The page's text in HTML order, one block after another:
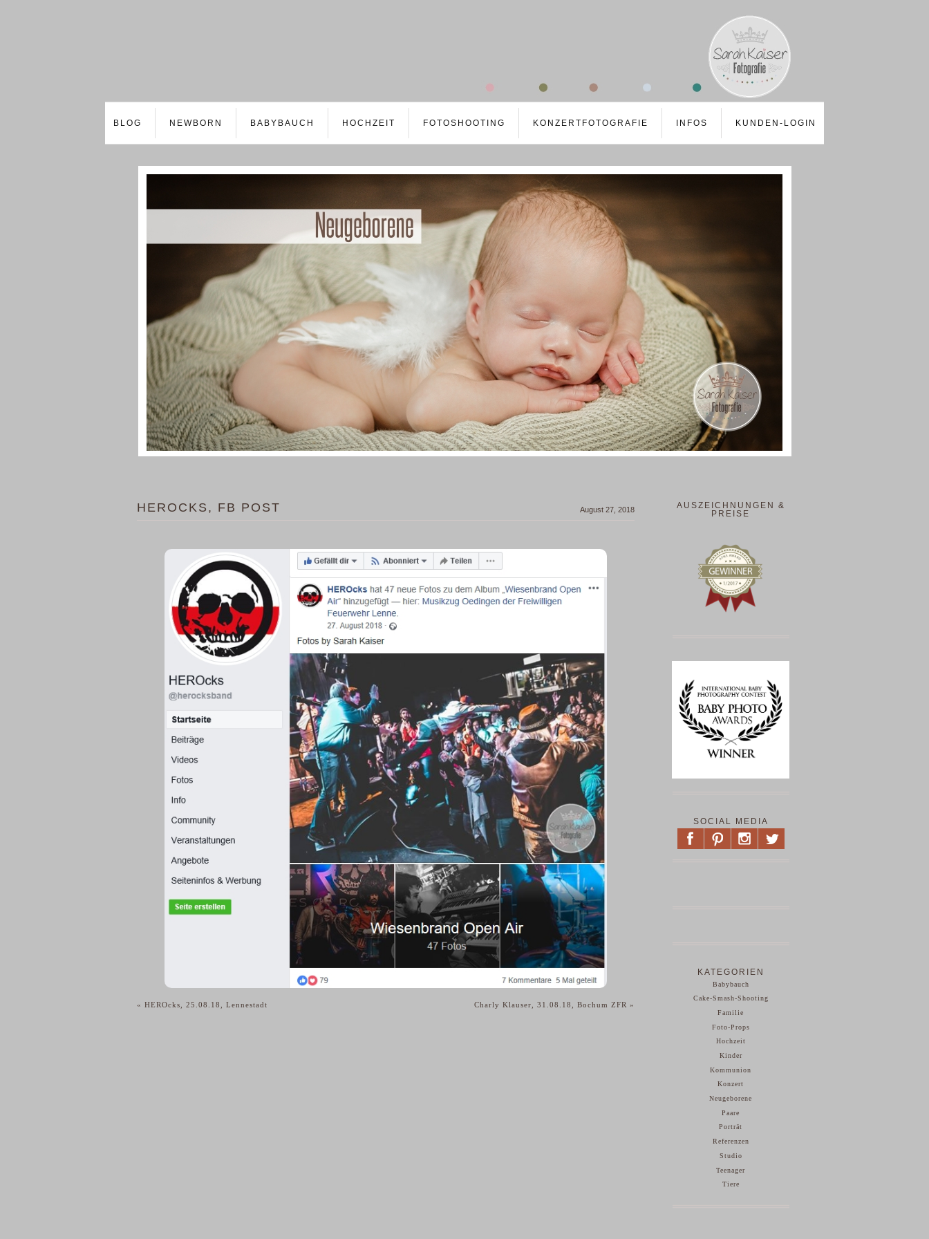
BLOG NEWBORN BABYBAUCH HOCHZEIT FOTOSHOOTING KONZERTFOTOGRAFIE INFOS KUNDEN-LOGIN
August 27, 2018
HEROCKS, FB POST
« HEROcks, 25.08.18, Lennestadt Charly Klauser, 31.08.18, Bochum ZFR »
AUSZEICHNUNGEN &
PREISE
SOCIAL MEDIA
KATEGORIEN
Babybauch
Cake-Smash-Shooting
Familie
Foto-Props
Hochzeit
Kinder
Kommunion
Konzert
Neugeborene
Paare
Porträt
Referenzen
Studio
Teenager
Tiere